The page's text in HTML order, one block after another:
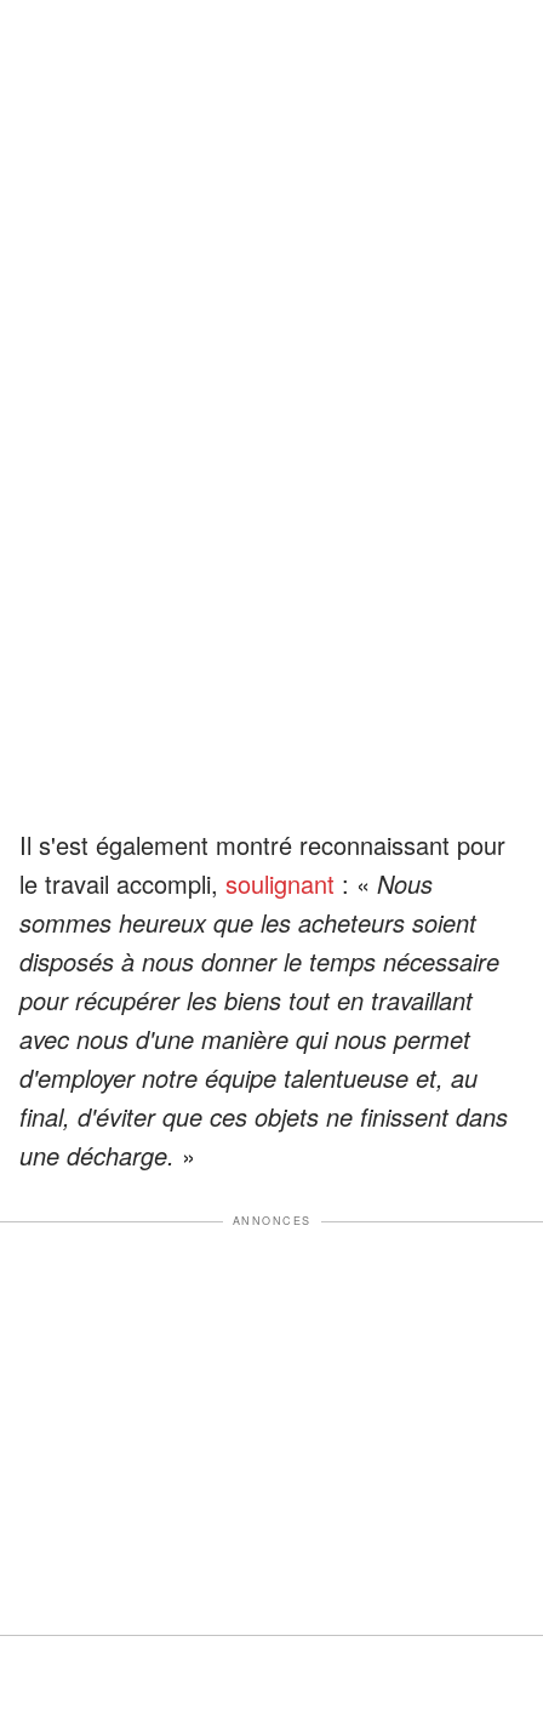
Il s'est également montré reconnaissant pour
le travail accompli, soulignant : « Nous
sommes heureux que les acheteurs soient
disposés à nous donner le temps nécessaire
pour récupérer les biens tout en travaillant
avec nous d'une manière qui nous permet
d'employer notre équipe talentueuse et, au
final, d'éviter que ces objets ne finissent dans
une décharge. »
ANNONCES